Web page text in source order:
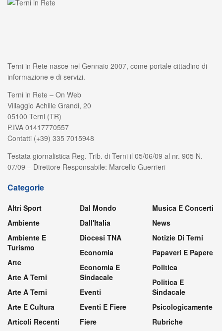
Terni in Rete nasce nel Gennaio 2007, come portale cittadino di
informazione e di servizi.
Terni in Rete – On Web
Villaggio Achille Grandi, 20
05100 Terni (TR)
P.IVA 01417770557
Contatti (+39) 335 7015948
Testata giornalistica Reg. Trib. di Terni il 05/06/09 al nr. 905 N.
07/09 – Direttore Responsabile: Marcello Guerrieri
Categorie
Altri Sport
Ambiente
Ambiente E
Turismo
Arte
Arte A Terni
Arte A Terni
Arte E Cultura
Articoli Recenti
Dal Mondo
Dall'Italia
Diocesi TNA
Economia
Economia E
Sindacale
Eventi
Eventi E Fiere
Fiere
Musica E Concerti
News
Notizie Di Terni
Papaveri E Papere
Politica
Politica E
Sindacale
Psicologicamente
Rubriche